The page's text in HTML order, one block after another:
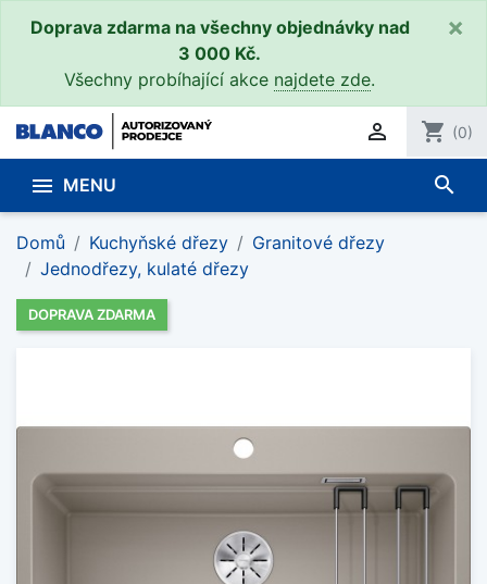
Doprava zdarma na všechny objednávky nad
3 000 Kč.
Všechny probíhající akce najdete zde.
×
 shopping_cart (0)
 MENU search
Domů Kuchyňské dřezy
Granitové dřezy
Jednodřezy, kulaté dřezy
DOPRAVA ZDARMA